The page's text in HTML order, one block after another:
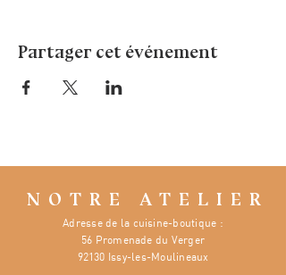
Partager cet événement
NOTRE ATELIER
Adresse de la cuisine-boutique :
56 Promenade du Verger
92130 Issy-les-Moulineaux